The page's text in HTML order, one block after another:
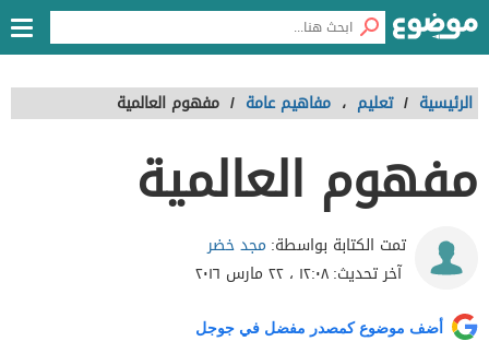
الرئيسية / تعليم ، مفاهيم عامة / مفهوم العالمية
مفهوم العالمية
تمت الكتابة بواسطة: مجد خضر
آخر تحديث:١٢:٠٨ ، ٢٢ مارس ٢٠١٦
أضف موضوع كمصدر مفضل في جوجل